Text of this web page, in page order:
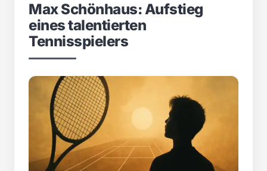
Max Schönhaus: Aufstieg
eines talentierten
Tennisspielers